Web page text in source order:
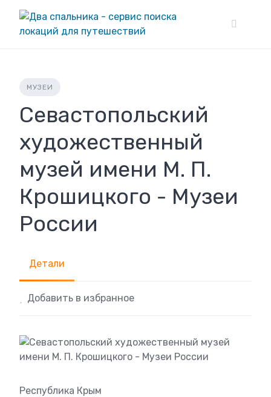
content
МУЗЕИ
Севастопольский
художественный
музей имени М. П.
Крошицкого - Музеи
России
Детали
Добавить в избранное
Республика Крым